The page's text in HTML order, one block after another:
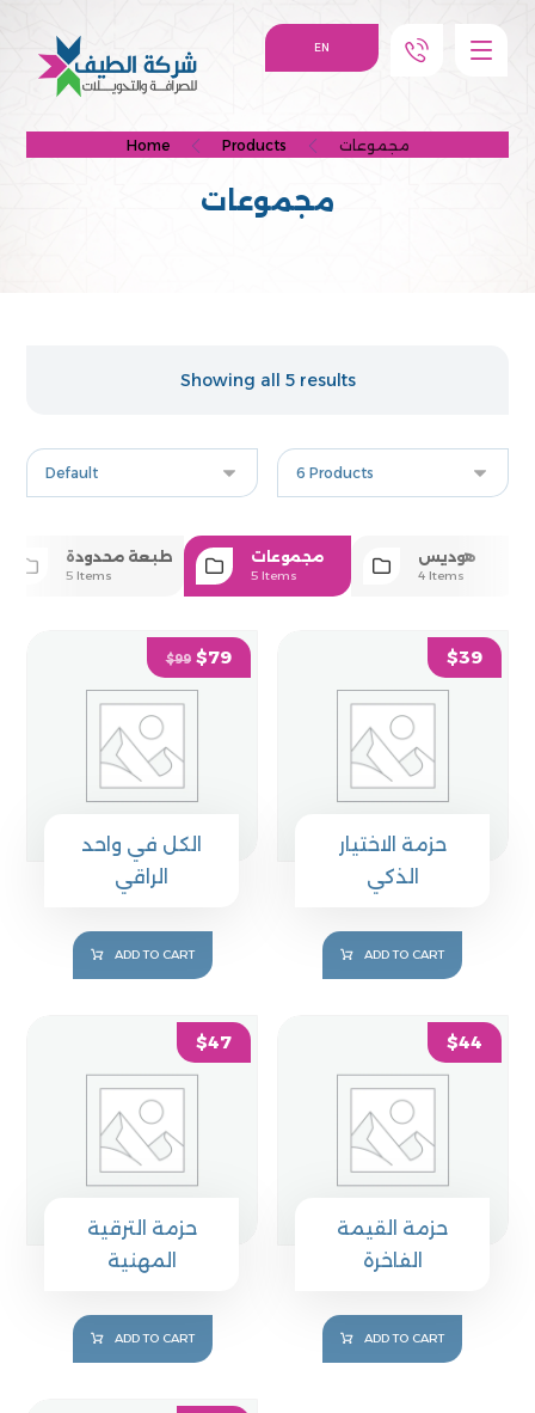
EN
Home Products مجموعات
مجموعات
Showing all 5 results
طبعة محدودة
5 Items
مجموعات
5 Items
هوديس
4 Items
الكل في واحد
الراقي
$99 $79
ADD TO CART
حزمة الاختيار
الذكي
$39
ADD TO CART
حزمة الترقية
المهنية
$47
ADD TO CART
حزمة القيمة
الفاخرة
$44
ADD TO CART